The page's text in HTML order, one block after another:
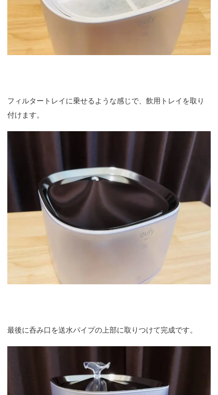
フィルタートレイに乗せるような感じで、飲用トレイを取り
付けます。
最後に呑み口を送水パイプの上部に取りつけて完成です。